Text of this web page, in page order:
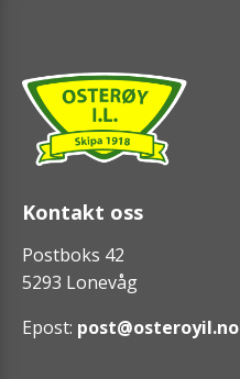
Kontakt oss
Postboks 42
5293 Lonevåg
Epost: post@osteroyil.no